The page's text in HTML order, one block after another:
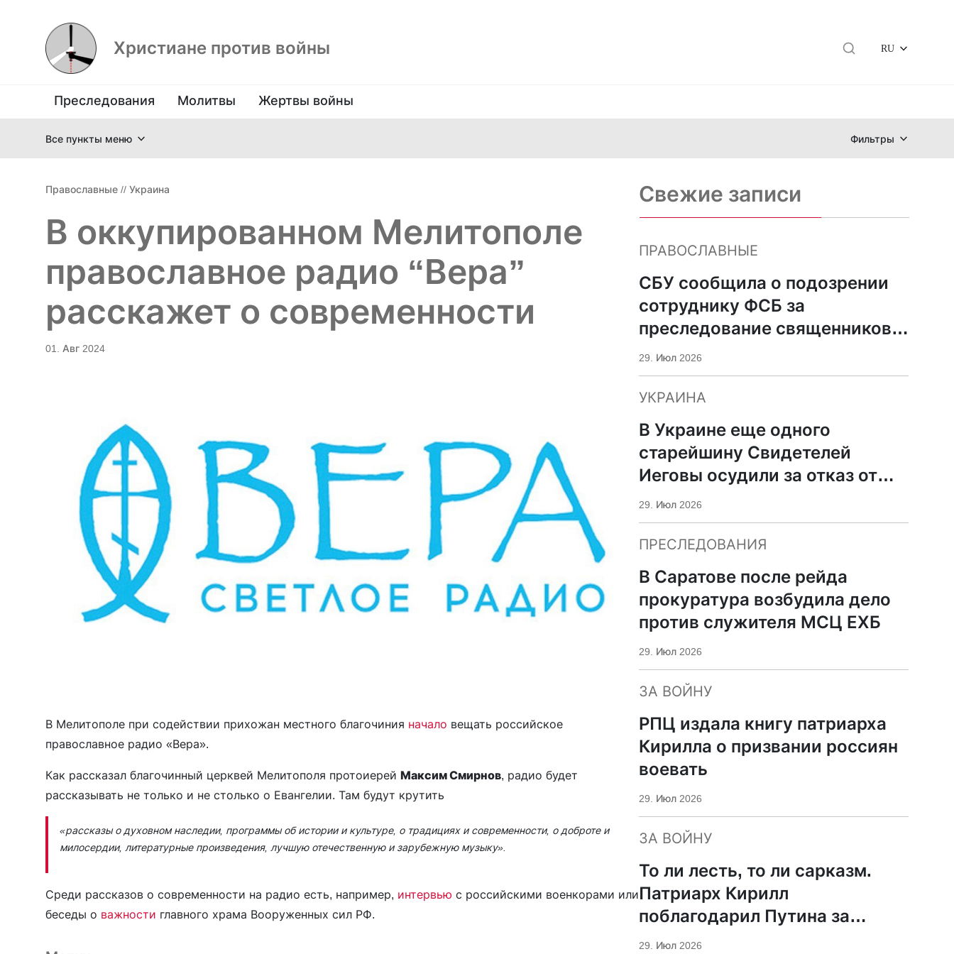
Христиане против войны RU
Преследования Молитвы Жертвы войны
Все пункты меню Фильтры
Православные // Украина
В оккупированном Мелитополе
православное радио “Вера”
расскажет о современности
01. Авг 2024
В Мелитополе при содействии прихожан местного благочиния начало вещать российское
православное радио «Вера».
Как рассказал благочинный церквей Мелитополя протоиерей Максим Смирнов, радио будет
рассказывать не только и не столько о Евангелии. Там будут крутить
«рассказы о духовном наследии, программы об истории и культуре, о традициях и современности, о доброте и
милосердии, литературные произведения, лучшую отечественную и зарубежную музыку».
Среди рассказов о современности на радио есть, например, интервью с российскими военкорами или
беседы о важности главного храма Вооруженных сил РФ.
Свежие записи
ПРАВОСЛАВНЫЕ
СБУ сообщила о подозрении
сотруднику ФСБ за
преследование священников
ПЦУ
29. Июл 2026
УКРАИНА
В Украине еще одного
старейшину Свидетелей
Иеговы осудили за отказ от
мобилизации
29. Июл 2026
ПРЕСЛЕДОВАНИЯ
В Саратове после рейда
прокуратура возбудила дело
против служителя МСЦ ЕХБ
29. Июл 2026
ЗА ВОЙНУ
РПЦ издала книгу патриарха
Кирилла о призвании россиян
воевать
29. Июл 2026
ЗА ВОЙНУ
То ли лесть, то ли сарказм.
Патриарх Кирилл
поблагодарил Путина за
защиту суверенитета и
29. Июл 2026